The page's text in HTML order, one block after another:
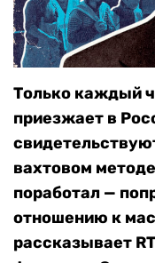
Только каждый
приезжает в
вахтовом
поработал —
отношению к
рассказывает